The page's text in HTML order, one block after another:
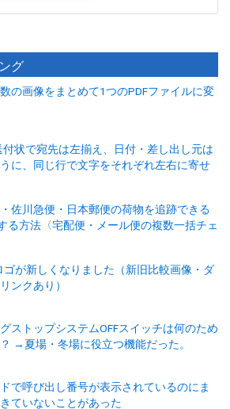
グ
の画像をまとめて1つのPDFファイルに変
付状で宛先は左揃え、日付・差し出し元は
に、同じ行で文字をそれぞれ左右に寄せ
佐川急便・日本郵便の荷物を追跡できる
る方法〈宅配便・メール便の複数一括チェ
ゴが新しくなりました（新旧比較画像・ダ
ンクあり）
ストップシステムOFFスイッチは何のため
→夏場・冬場に役立つ機能だった。
で呼び出し番号が表示されているのにま
ていないことがあった